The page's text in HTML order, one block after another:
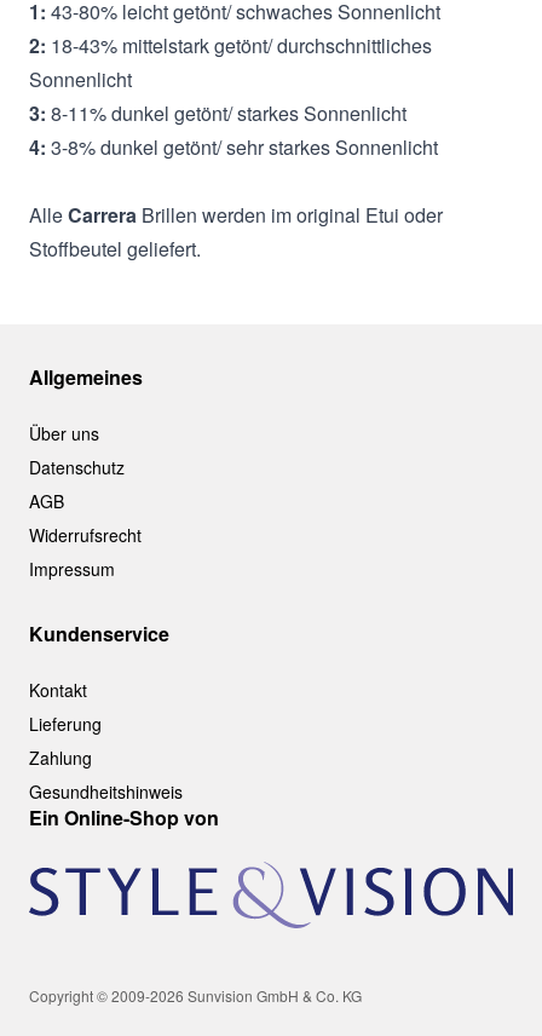
1: 43-80% leicht getönt/ schwaches Sonnenlicht
2: 18-43% mittelstark getönt/ durchschnittliches
Sonnenlicht
3: 8-11% dunkel getönt/ starkes Sonnenlicht
4: 3-8% dunkel getönt/ sehr starkes Sonnenlicht
AlleCarrera Brillen werden im original Etui oder
Stoffbeutel geliefert.
Allgemeines
Über uns
Datenschutz
AGB
Widerrufsrecht
Impressum
Kundenservice
Kontakt
Lieferung
Zahlung
Gesundheitshinweis
Ein Online-Shop von
Copyright © 2009-2026 Sunvision GmbH & Co. KG